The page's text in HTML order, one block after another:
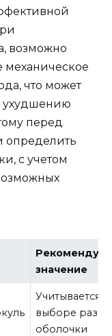
возможно
механическое
что может
ухудшению
перед
определить
с учетом
значение
Учитывается
выборе
оболочки